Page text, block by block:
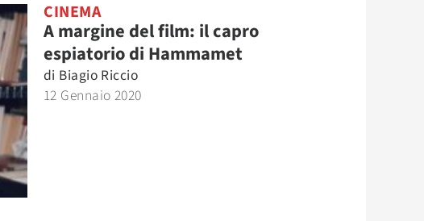
CINEMA
A margine del film: il capro
espiatorio di Hammamet
di Biagio Riccio
12 Gennaio 2020